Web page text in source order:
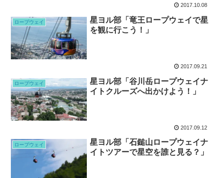
2017.10.08
ロープウェイ
星ヨル部「竜王ロープウェイで星
を観に行こう！」
2017.09.21
ロープウェイ
星ヨル部「谷川岳ロープウェイナ
イトクルーズへ出かけよう！」
2017.09.12
ロープウェイ
星ヨル部「石鎚山ロープウェイナ
イトツアーで星空を誰と見る？」